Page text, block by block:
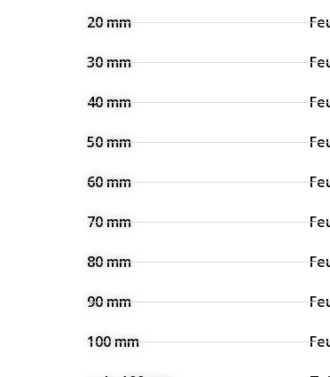
20 mm
30 mm
40 mm
50 mm
60 mm
70 mm
80 mm
90 mm
100 mm